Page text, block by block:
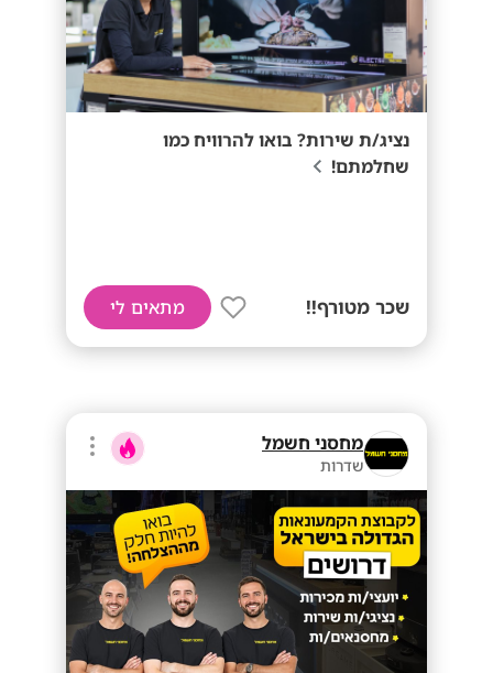
נציג/ת שירות? בואו להרוויח כמו
שחלמתם!
שכר מטורף!! מתאים לי
מחסני חשמל
שדרות